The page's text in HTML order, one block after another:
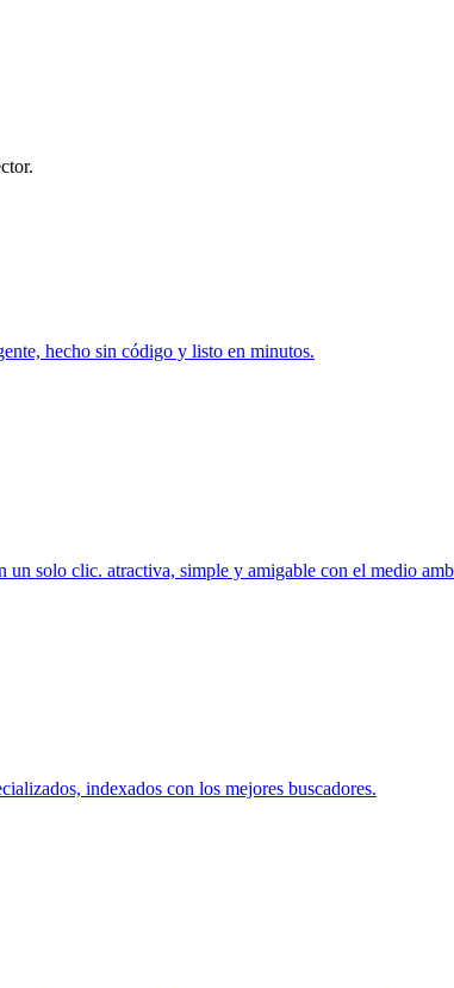
hecho sin código y listo en minutos.
solo clic. atractiva, simple y amigable con el medio
indexados con los mejores buscadores.